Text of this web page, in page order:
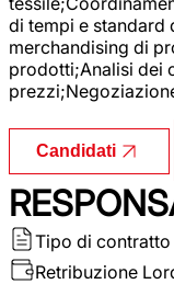
di tempi e standard
merchandising di
prodotti;Analisi dei
Candidati
Tipo di contratto
Retribuzione